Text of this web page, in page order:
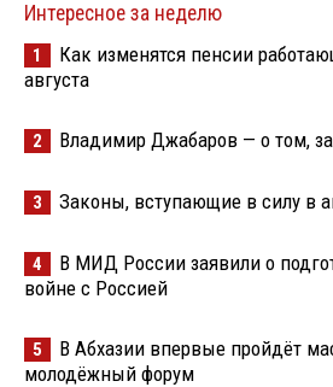
Интересное за неделю
1
Как изменятся пенсии
августа
2 Владимир Джабаров — о том,
3 Законы, вступающие в силу в
4
В МИД России заявили о
войне с Россией
5
В Абхазии впервые пройдёт
молодёжный форум